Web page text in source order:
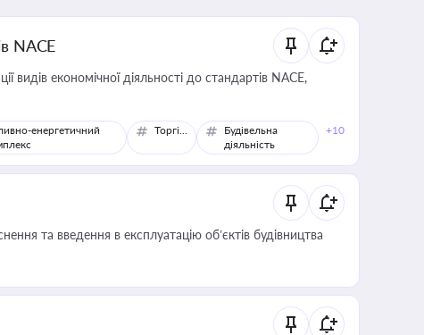
NACE
видів економічної діяльності до стандартів NACE,
енергетичний
Торгівля
Будівельна
діяльність
+10
та введення в експлуатацію об’єктів будівництва